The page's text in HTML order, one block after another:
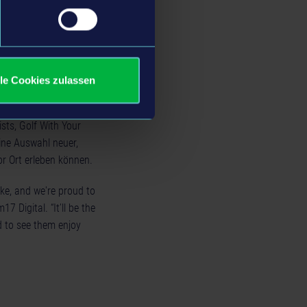
Cookies zulassen
verantwortlich
Das
an Spielen
Golf With Your
Auswahl neuer,
Ort erleben können.
and we're proud to
Digital. “It’ll be the
to see them enjoy